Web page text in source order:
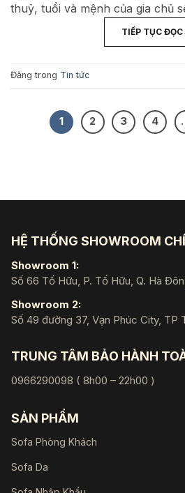
thuỷ, tuổi và mệnh của gia chủ
TIẾP TỤC ĐỌC
Đăng trong Tin tức
1 2 3 4
HỆ THỐNG SHOWROOM
Showroom 1:
Số 66 Tố Hữu, P. Tố Hữu, Q. Hà
Showroom 2:
Số 49 đường 37, Vạn Phúc City, TP
TRUNG TÂM BẢO HÀNH
0966290098 ( 8h00 – 22h00 )
SẢN PHẨM
Sofa Phòng Khách
Sofa Da